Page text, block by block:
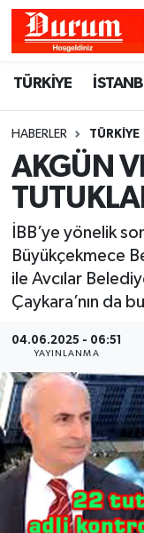
TÜRKİYE
HABERLER TÜRKİYE
AKGÜN
İBB’ye yönelik
Büyükçekmece
ile Avcılar
Çaykara’nın da
04.06.2025 - 06:51
YAYINLANMA
Hava Durumu
Namaz
Trafik Durumu
Süper Lig
Tüm
Son Dakika
Haber Arşivi